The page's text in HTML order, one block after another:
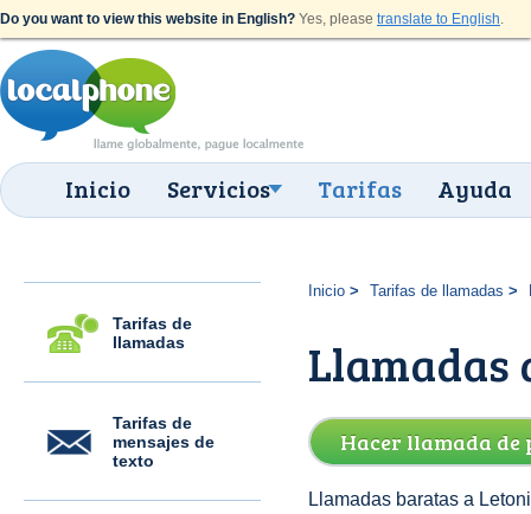
Do you want to view this website in English? Yes, please translate to English.
Inicio Servicios Tarifas Ayuda
Tarifas de
llamadas
Tarifas de
mensajes de
texto
Inicio Tarifas de llamadas
Llamadas
Hacer llamada de
Llamadas baratas a